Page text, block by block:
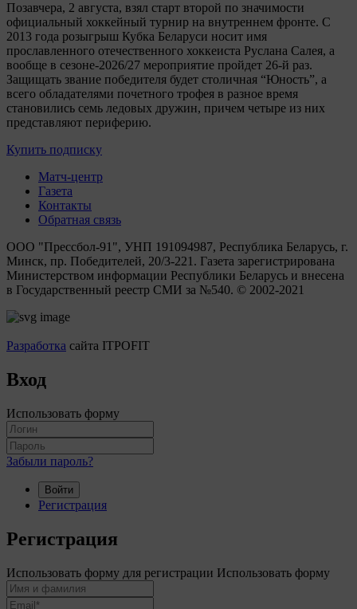
Позавчера, 2 августа, взял старт второй по значимости
официальный хоккейный турнир на внутреннем фронте. C
2013 года розыгрыш Кубка Беларуси носит имя
прославленного отечественного хоккеиста Руслана Салея, а
вообще в сезоне-2026/27 мероприятие пройдет 26-й раз.
Защищать звание победителя будет столичная “Юность”, а
всего обладателями почетного трофея в разное время
становились семь ледовых дружин, причем четыре из них
представляют периферию.
Купить подписку
Матч-центр
Газета
Контакты
Обратная связь
ООО "Прессбол-91", УНП 191094987, Республика Беларусь, г.
Минск, пр. Победителей, 20/3-221. Газета зарегистрирована
Министерством информации Республики Беларусь и внесена
в Государственный реестр СМИ за №540. © 2002-2021
Разработка сайта ITPOFIT
Вход
Использовать форму
Забыли пароль?
Войти
Регистрация
Регистрация
Использовать форму для регистрации Использовать форму